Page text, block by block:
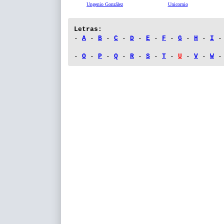
Ungenio González Unicornio
Letras:
- A - B - C - D - E - F - G - H - I -
- O - P - Q - R - S - T - U - V - W -